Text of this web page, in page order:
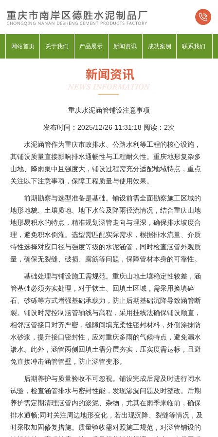
网站首页 关于我们 产品展示 新闻资讯 成功案例 联系我们
重庆水泥涵管铺设注意事项
发布时间：2025/12/26 11:31:18 阅读： 2次
水泥涵管作为重庆市政排水、公路水利等工程的核心设施，
其铺设质量直接影响排水通畅性与工程耐久性。重庆地形复杂多
山地、降雨集中且强度大，铺设过程需充分适配地域特点，重点
关注以下注意事项，保障工程质量与使用效果。
前期勘察与选型准备是基础。铺设前需全面勘察施工区域的
地形地貌、土壤质地、地下水位及降雨径流情况，结合重庆山地
地形易积水的特点，精准规划涵管走向与埋深，确保排水坡度合
理，避免积水倒灌。选型需匹配实际需求，根据排水流量、介质
特性选择对应口径与强度等级的水泥涵管，同时检查涵管外观质
量，确保无裂缝、破损、露筋等问题，保障管材本身的可靠性。
基础处理与铺设施工需规范。重庆山地土壤稳定性较差，涵
管基础必须夯实处理，对于软土、回填土区域，需采用换填碎
石、砂砾等方式增强基础承载力，防止后期基础沉降导致涵管断
裂。铺设时需控制涵管轴线与高程，采用挂线法确保铺设顺直，
相邻涵管接口对齐严密，缝隙间填充柔性密封材料，外侧涂抹防
水砂浆，提升接口密封性，应对重庆多雨的气候特点，避免漏水
渗水。此外，涵管两侧回填土需分层夯实，压实度需达标，且避
免直接冲击涵管管壁，防止涵管变形。
后期养护与质量验收不可忽视。铺设完成后需及时进行闭水
试验，检查涵管排水与密封性能，发现渗漏问题及时整改。后期
养护需定期清理涵管内的淤泥、杂物，尤其在雨季来临前，确保
排水通畅;同时关注周边地形变化，若出现沉降、裂缝等情况，及
时采取加固修复措施。质量验收需对照施工规范，对涵管铺设的